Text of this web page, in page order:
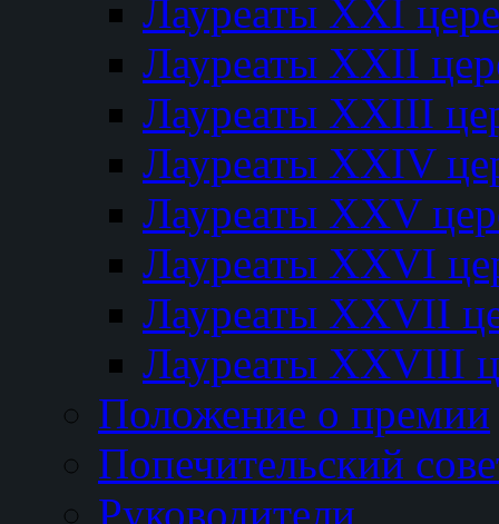
Лауреаты XXI
Лауреаты XXII
Лауреаты XXIII
Лауреаты XXIV
Лауреаты XXV
Лауреаты XXVI
Лауреаты XXVII
Лауреаты XXVIII
Положение о премии
Попечительский
Руководители